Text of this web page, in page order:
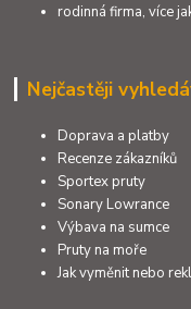
rodinná firma, více
Nejčastěji
Doprava a platby
Recenze zákazníků
Sportex pruty
Sonary Lowrance
Výbava na sumce
Pruty na moře
Jak vyměnit nebo